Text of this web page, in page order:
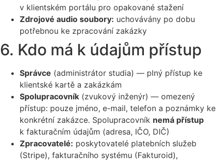
v klientském portálu pro opakované stažení
Zdrojové audio soubory: uchovávány po dobu
potřebnou ke zpracování zakázky
6. Kdo má k údajům přístup
Správce (administrátor studia) — plný přístup ke
klientské kartě a zakázkám
Spolupracovník (zvukový inženýr) — omezený
přístup: pouze jméno, e-mail, telefon a poznámky ke
konkrétní zakázce. Spolupracovník nemá přístup
k fakturačním údajům (adresa, IČO, DIČ)
Zpracovatelé: poskytovatelé platebních služeb
(Stripe), fakturačního systému (Fakturoid),